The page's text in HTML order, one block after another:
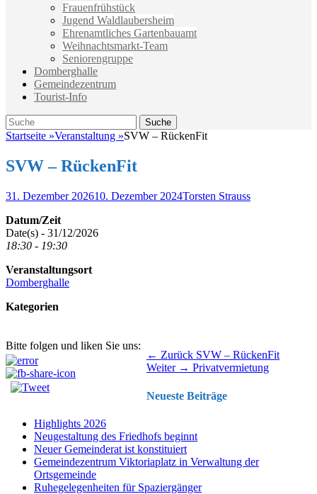
Frauenfrühstück
Jugend Waldlaubersheim
Ehrenamtliches Gartenbauamt
Weihnachtsmarkt-Team
Seniorengruppe
Domberghalle
Gemeindezentrum
Tourist-Info
Suche
Suche
nach:
Startseite »Veranstaltung »SVW – RückenFit
SVW – RückenFit
Veröffentlicht
31. Dezember 202610. Dezember 2024Autor
Torsten Strauss
Datum/Zeit
Date(s) - 31/12/2026
18:30 - 19:30
Veranstaltungsort
Domberghalle
Kategorien
Bitte folgen und liken Sie uns:
Beitragsnavigation ← Zurück Vorhergehender
Beitrag:
SVW – RückenFit
Weiter → Nächster
Privatvermietung
Neueste Beiträge
Highlights 2026
Neugestaltung des Friedhofs beginnt
Neuer Gemeinderat ist konstituiert
Gemeindezentrum Viktoriaplatz in Verwaltung der
Ortsgemeinde
Ruhegelegenheiten für Spaziergänger